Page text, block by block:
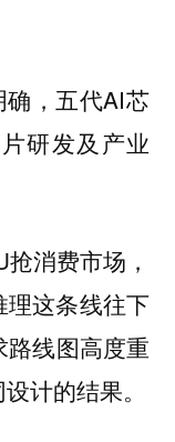
，五代AI芯
研发及产业
消费市场，
这条线往下
线图高度重
计的结果。